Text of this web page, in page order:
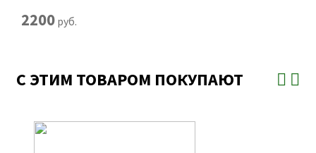
2200руб.
С ЭТИМ ТОВАРОМ ПОКУПАЮТ